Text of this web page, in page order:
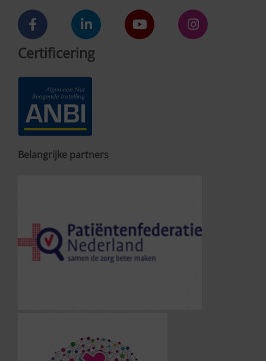
Certificering
Belangrijke partners